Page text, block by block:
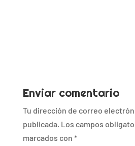
Enviar comentario
Tu dirección de correo
publicada. Los campos
marcados con *